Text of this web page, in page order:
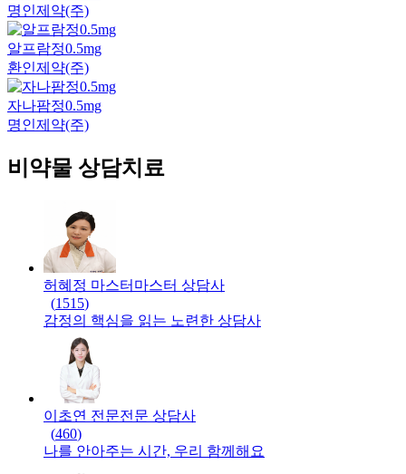
명인제약(주)
알프람정0.5mg
환인제약(주)
자나팜정0.5mg
명인제약(주)
비약물 상담치료
허혜정 마스터 마스터 상담사
(1515)
감정의 핵심을 읽는 노련한 상담사
이초연 전문전문 상담사
(460)
나를 안아주는 시간, 우리 함께해요